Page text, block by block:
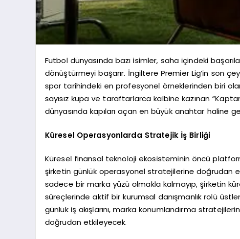
Futbol dünyasında bazı isimler, saha içindeki
dönüştürmeyi başarır. İngiltere Premier Lig’in son
spor tarihindeki en profesyonel örneklerinden biri
sayısız kupa ve taraftarlarca kalbine kazınan
dünyasında kapıları açan en büyük anahtar haline
Küresel Operasyonlarda Stratejik İş Birliği
Küresel finansal teknoloji ekosisteminin öncü
şirketin günlük operasyonel stratejilerine doğrudan
sadece bir marka yüzü olmakla kalmayıp, şirketin
süreçlerinde aktif bir kurumsal danışmanlık rolü
günlük iş akışlarını, marka konumlandırma
doğrudan etkileyecek.